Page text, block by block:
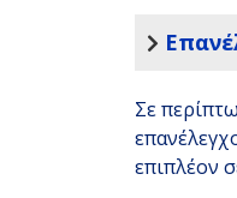
Σε
επιπλέον